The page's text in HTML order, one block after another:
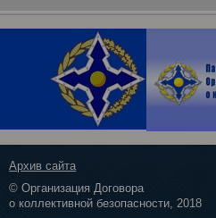
Архив сайта
© Организация Договора
о коллективной безопасности, 2018